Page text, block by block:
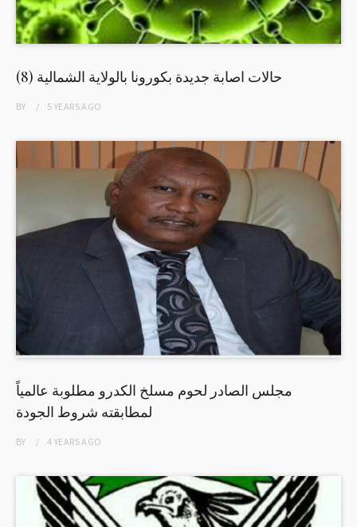
(8) حالات اصابة جديدة بكورونا بالولاية الشمالية
BY 5 YEARSAGO
مجلس الصادر لحوم مسلخ الكدرو مطلوبة عالمياً
لمطابقته شروط الجودة
BY 4 YEARSAGO